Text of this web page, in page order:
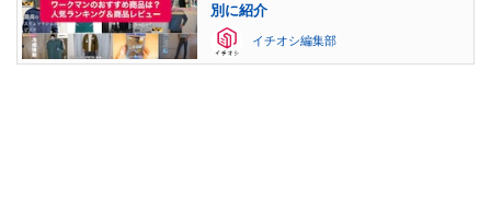
別に紹介
イチオシ編集部